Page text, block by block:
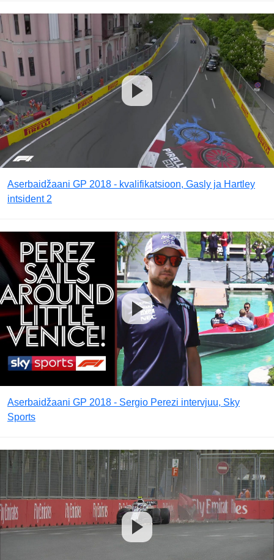
Aserbaidžaani GP 2018 - kvalifikatsioon, Gasly ja Hartley
intsident 2
Aserbaidžaani GP 2018 - Sergio Perezi intervjuu, Sky
Sports